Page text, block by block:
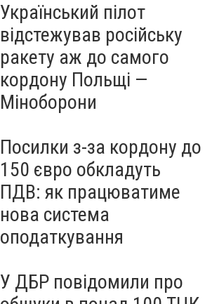
Український пілот
відстежував російську
ракету аж до самого
кордону Польщі —
Міноборони
Посилки з-за кордону до
150 євро обкладуть
ПДВ: як працюватиме
нова система
оподаткування
У ДБР повідомили про